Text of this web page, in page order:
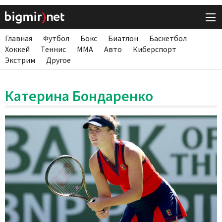
Главная Футбол Бокс Биатлон
Баскетбол
Хоккей
Теннис ММА Авто
Киберспорт
Экстрим
Другое
Катерина Бондаренко